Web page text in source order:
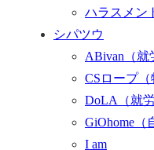
ハラスメン
シパツウ
ABivan （
CSロープ
DoLA （就
GiOhome
I am